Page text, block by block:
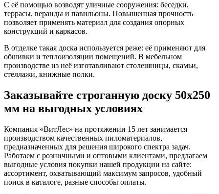
С её помощью возводят уличные сооружения: беседки,
террасы, веранды и павильоны. Повышенная прочность
позволяет применять материал для создания опорных
конструкций и каркасов.
В отделке такая доска используется реже: её применяют для
обшивки и теплоизоляции помещений. В мебельном
производстве из неё изготавливают столешницы, скамьи,
стеллажи, книжные полки.
Заказывайте строганную доску 50х250
мм на выгодных условиях
Компания «ВитЛес» на протяжении 15 лет занимается
производством качественных пиломатериалов,
предназначенных для решения широкого спектра задач.
Работаем с розничными и оптовыми клиентами, предлагаем
выгодные условия покупки нашей продукции на сайте:
ассортимент, охватывающий максимум запросов, удобный
поиск в каталоге, разные способы оплаты.